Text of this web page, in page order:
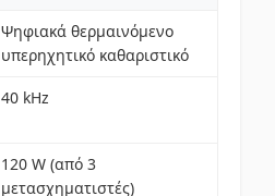
Ψηφιακά θερμαινόμενο
υπερηχητικό καθαριστικό
40 kHz
120 W (από 3
μετασχηματιστές)